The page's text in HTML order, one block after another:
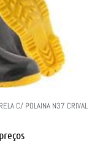
C/ POLAINA N37 CRIVAL